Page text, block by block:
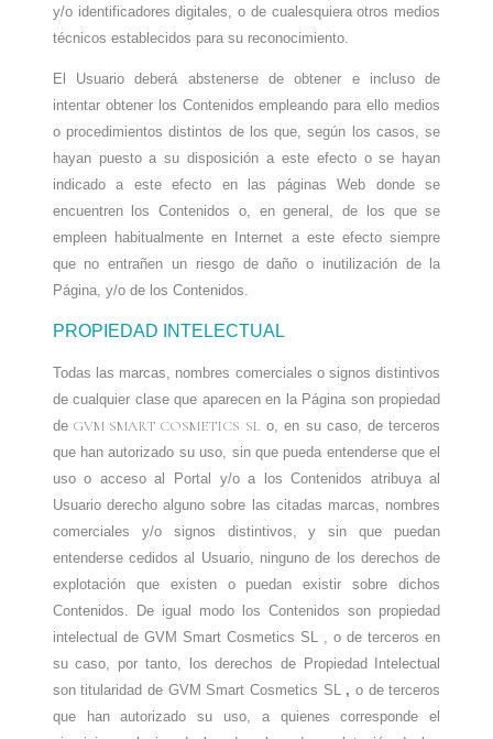
y/o identificadores digitales, o de cualesquiera otros medios
técnicos establecidos para su reconocimiento.
El Usuario deberá abstenerse de obtener e incluso de
intentar obtener los Contenidos empleando para ello medios
o procedimientos distintos de los que, según los casos, se
hayan puesto a su disposición a este efecto o se hayan
indicado a este efecto en las páginas Web donde se
encuentren los Contenidos o, en general, de los que se
empleen habitualmente en Internet a este efecto siempre
que no entrañen un riesgo de daño o inutilización de la
Página, y/o de los Contenidos.
PROPIEDAD INTELECTUAL
Todas las marcas, nombres comerciales o signos distintivos
de cualquier clase que aparecen en la Página son propiedad
deGVM SMART COSMETICS SL o, en su caso, de terceros
que han autorizado su uso, sin que pueda entenderse que el
uso o acceso al Portal y/o a los Contenidos atribuya al
Usuario derecho alguno sobre las citadas marcas, nombres
comerciales y/o signos distintivos, y sin que puedan
entenderse cedidos al Usuario, ninguno de los derechos de
explotación que existen o puedan existir sobre dichos
Contenidos. De igual modo los Contenidos son propiedad
intelectual de GVM Smart Cosmetics SL , o de terceros en
su caso, por tanto, los derechos de Propiedad Intelectual
son titularidad de GVM Smart Cosmetics SL , o de terceros
que han autorizado su uso, a quienes corresponde el